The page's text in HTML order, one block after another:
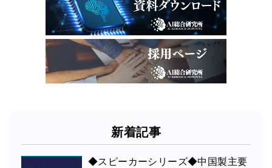
新着記事
◆スピーカーシリーズ◆中国製主要